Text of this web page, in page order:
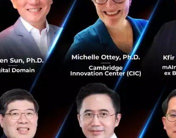
จากการพัฒนาของเทคโนโลยี...
มีนาคม 21, 2022| ByTechsauce Team
130
Tech & Biz web3.0 blockchain case-study techsauce-live
Techsauce Live : ทำความเข้าใจ Web3.0 วิธีการ
ทำงาน Case Study และการหาโอกาสทางธุรกิจ
Web3.0 ได้กลายเป็นเทคโนโลยีที่น่าจับตามอง และได้ถูกพูดถึง
เป็นอย่างมากในช่วงที่ผ่านมา ในคลิปนี้เราจึงจะพาไป ทำความ
เข้าใจ Web3.0 กันให้มากขึ้นว่าเทคโนโลยีนี้ทำงานอย่างไร ,